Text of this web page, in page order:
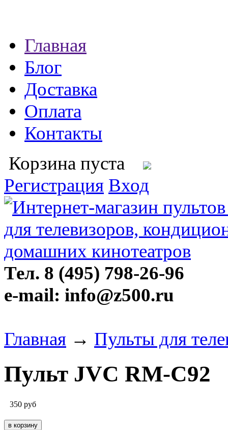
Главная
Блог
Доставка
Оплата
Контакты
Корзина пуста
Регистрация Вход
Тел. 8 (495) 798-26-96
e-mail: info@z500.ru
Главная → Пульты для
Пульт JVC RM-C92
350 руб